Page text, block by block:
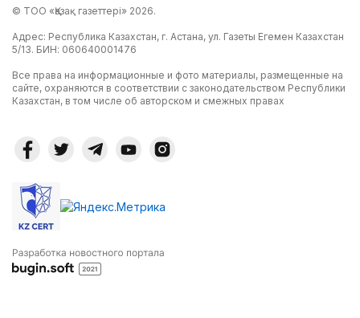
© ТОО «Қазақ газеттері» 2026.
Адрес: Республика Казахстан, г. Астана, ул. Газеты Егемен Казахстан
5/13. БИН: 060640001476
Все права на информационные и фото материалы, размещенные на
сайте, охраняются в соответствии с законодательством Республики
Казахстан, в том числе об авторском и смежных правах